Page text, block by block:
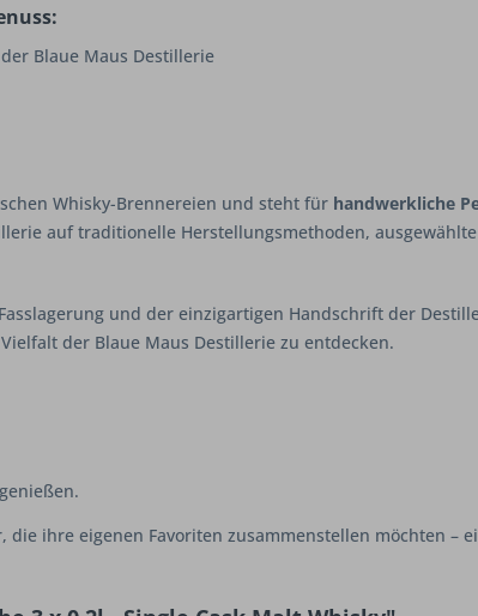
der Blaue Maus Destillerie
Whisky-Brennereien und steht für handwerkliche
auf traditionelle Herstellungsmethoden,
und der einzigartigen Handschrift der
der Blaue Maus Destillerie zu entdecken.
die ihre eigenen Favoriten zusammenstellen möchten –